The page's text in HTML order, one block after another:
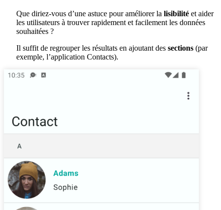
Que diriez-vous d’une astuce pour améliorer la lisibilité et aider
les utilisateurs à trouver rapidement et facilement les données
souhaitées ?
Il suffit de regrouper les résultats en ajoutant des sections (par
exemple, l’application Contacts).